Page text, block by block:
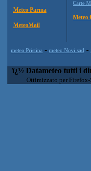
Meteo Parma
MeteoMail
Carte
Meteo
meteo Pristina - meteo Novi sad -
ï¿½ Datameteo tutti i
Ottimizzato per